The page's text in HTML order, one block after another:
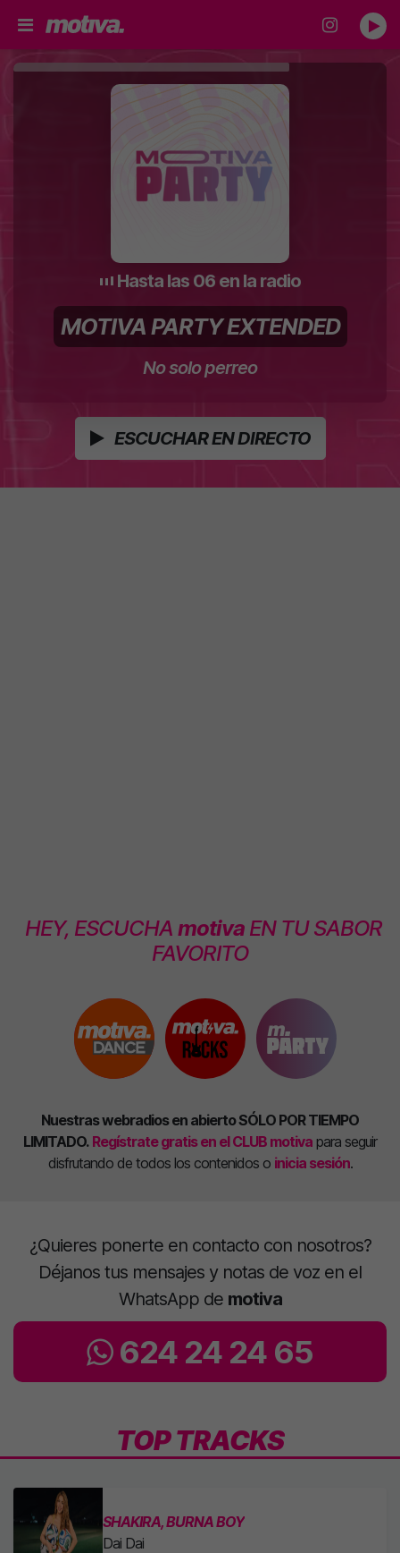
Hasta las 06 en la radio
MOTIVA PARTY EXTENDED
No solo perreo
ESCUCHAR EN DIRECTO
HEY, ESCUCHA motiva EN TU SABOR
FAVORITO
Nuestras webradios en abierto SÓLO POR TIEMPO
LIMITADO. Regístrate gratis en el CLUB motiva para seguir
disfrutando de todos los contenidos o inicia sesión.
¿Quieres ponerte en contacto con nosotros?
Déjanos tus mensajes y notas de voz en el
WhatsApp de motiva
624 24 24 65
TOP TRACKS
SHAKIRA, BURNA BOY
Dai Dai